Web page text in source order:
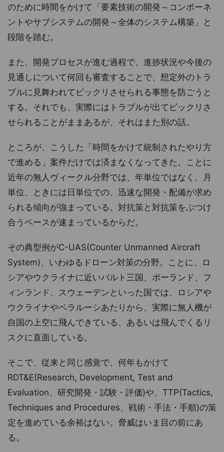
のために時間をかけて「要素技術の開発～コンポーネ
ントやサブシステムの開発～全体のシステム構築」と
段階を踏む。
また、開発プロセスが進む過程で、進捗状況や今後の
見通しについて何回も審査することで、想定外のトラ
ブルに見舞われてビックリさせられる事態を防ごうと
する。それでも、実際にはトラブルが出てビックリさ
せられることがままあるが、それはまた別の話。
ところが、こうした「時間をかけて統制されたやり方
で進める」案件だけでは済まなくなってきた。ことに
近年の無人ヴィークル分野では、年単位ではなく、月
単位、ときには日単位での、迅速な開発・配備が求め
られる傾向が強まっている。対抗策と対抗策をぶつけ
合うペースが速まっているからだ。
その典型例がC-UAS(Counter Unmanned Aircraft
System)、いわゆるドローン対策の分野。ことに、ロ
シアやウクライナに近いバルト三国、ポーランド、フ
ィンランド、スウェーデンといった国では、ロシアや
ウクライナやベラルーシあたりから、実際に無人機が
自国の上空に飛んできている、あるいは飛んでくるリ
スクに直面している。
そこで、従来と同じ感覚で、何年もかけて
RDT&E(Research, Development, Test and
Evaluation、研究開発・試験・評価)や、TTP(Tactics,
Techniques and Procedures、戦術・手法・手順)の策
定を進めている余裕はない。脅威はいま目の前にあ
る。